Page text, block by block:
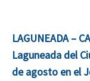
LAGUNEADA –
Laguneada del
de agosto en el